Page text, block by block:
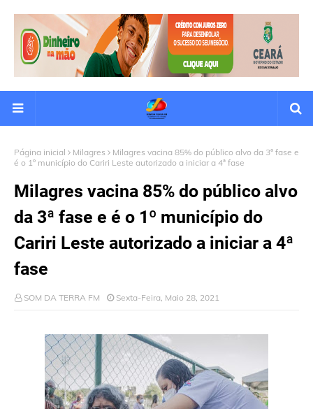
Página inicial Milagres
Milagres vacina 85% do público alvo da 3ª fase e
é o 1º município do Cariri Leste autorizado a iniciar a 4ª fase
Milagres vacina 85% do público alvo
da 3ª fase e é o 1º município do
Cariri Leste autorizado a iniciar a 4ª
fase
SOM DA TERRA FM Sexta-Feira, Maio 28, 2021